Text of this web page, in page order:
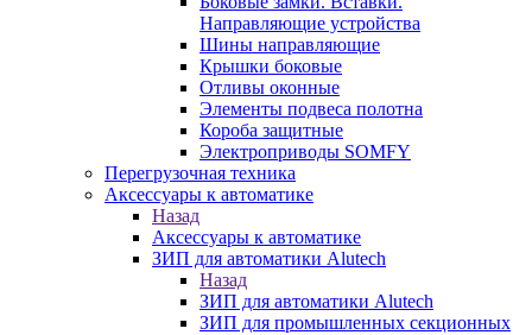
Направляющие устройства
Шины направляющие
Крышки боковые
Отливы оконные
Элементы подвеса полотна
Короба защитные
Электроприводы SOMFY
Перегрузочная техника
Аксессуары к автоматике
Назад
Аксессуары к автоматике
ЗИП для автоматики Alutech
Назад
ЗИП для автоматики Alutech
ЗИП для промышленных секционных